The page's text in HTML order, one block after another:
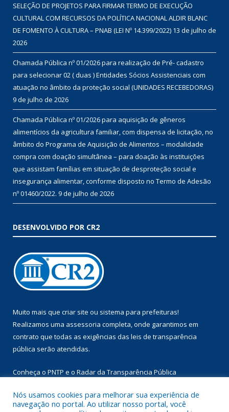
SELEÇÃO DE PROJETOS PARA FIRMAR TERMO DE EXECUÇÃO
CULTURAL COM RECURSOS DA POLÍTICA NACIONAL ALDIR BLANC
DE FOMENTO À CULTURA – PNAB (LEI Nº 14.399/2022) 13 de julho de
2026
Chamada Pública nº 01/2026 para realização de Pré- cadastro
para selecionar 02 ( duas ) Entidades Sócios Assistenciais com
atuação no âmbito da proteção social (UNIDADES RECEBEDORAS)
9 de julho de 2026
Chamada Pública nº 01/2026 para aquisição de gêneros
alimentícios da agricultura familiar, com dispensa de licitação, no
âmbito do Programa de Aquisição de Alimentos – modalidade
compra com doação simultânea – para doação às instituições
que assistam famílias em situação de desproteção social e
insegurança alimentar, conforme disposto no Termo de Adesão
nº 01460/2022. 9 de julho de 2026
DESENVOLVIDO POR CR2
Muito mais que criar site ou sistema para prefeituras!
Realizamos uma assessoria completa, onde garantimos em
contrato que todas as exigências das leis de transparência
pública serão atendidas.
Conheça o PNTP e o Radar da Transparência Pública
Nós usamos cookies para melhorar sua experiência de
navegação no portal. Ao utilizar nosso portal, você